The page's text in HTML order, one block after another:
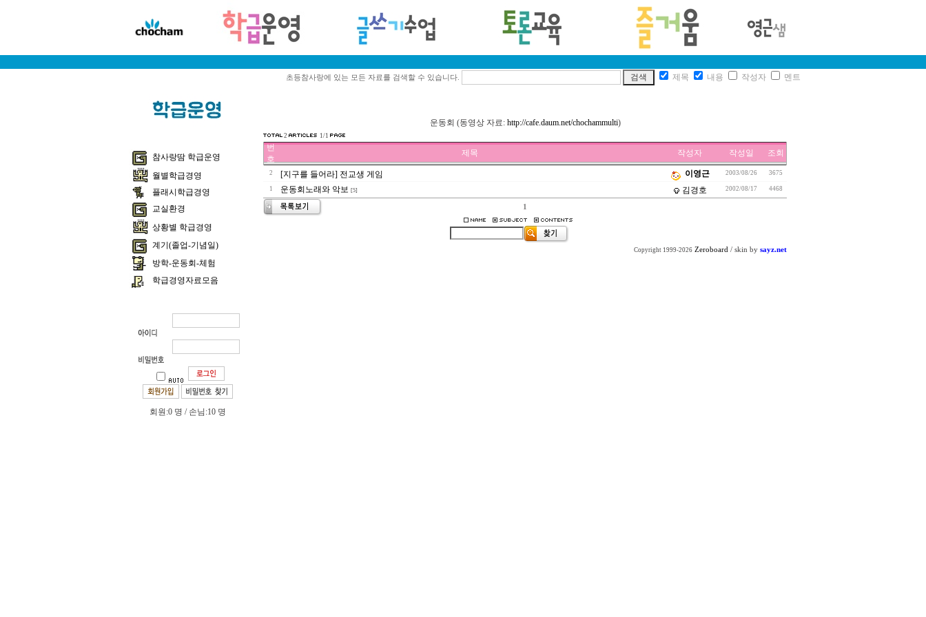
초등참사랑에 있는 모든 자료를 검색할 수 있습니다. 제목 내용 작성자 멘트
참사랑땀 학급운영
월별학급경영
플래시학급경영
교실환경
상황별 학급경영
계기(졸업-기념일)
방학-운동회-체험
학급경영자료모음
회원:0 명 / 손님:10 명
운동회 (동영상 자료: http://cafe.daum.net/chochammulti)
2 1/1
번
호
제목 작성자 작성일 조회
2 [지구를 들어라] 전교생 게임 이영근 2003/08/26 3675
1 운동회노래와 악보 [5] 김경호 2002/08/17 4468
1
Copyright 1999-2026 Zeroboard / skin by sayz.net